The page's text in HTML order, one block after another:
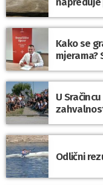
Kako se
mjerama?
U
Odlični